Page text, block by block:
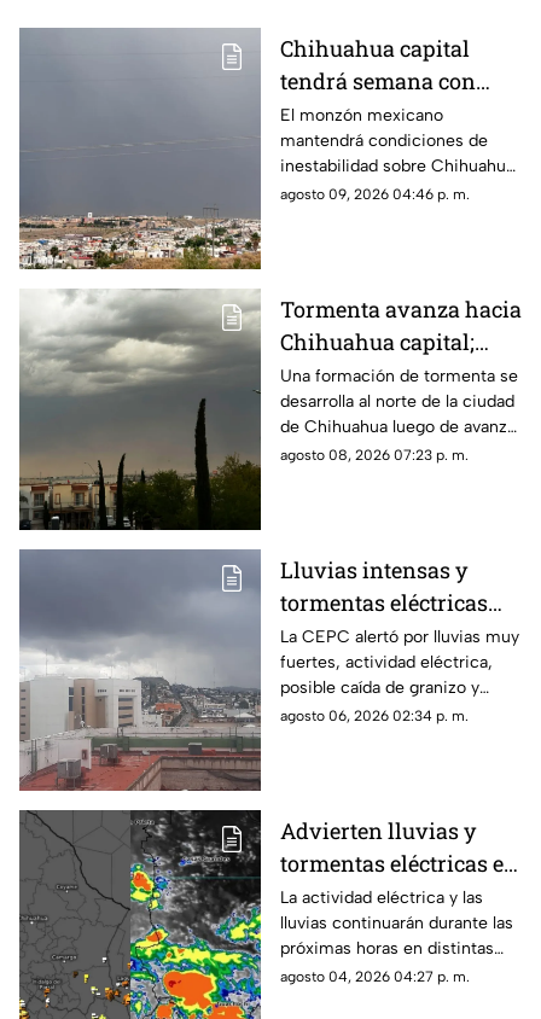
Chihuahua capital
tendrá semana con
calor, viento y
posibilidad de lluvia
por el monzón
El monzón mexicano
mantendrá condiciones de
inestabilidad sobre Chihuahua
durante los primeros días de la
agosto 09, 2026 04:46 p. m.
Tormenta avanza hacia
Chihuahua capital;
nube llega con polvo y
baja visibilidad
Una formación de tormenta se
desarrolla al norte de la ciudad
de Chihuahua luego de avanzar
desde Aldama.
agosto 08, 2026 07:23 p. m.
Lluvias intensas y
tormentas eléctricas
golpearán a
Chihuahua; prevén
calor de hasta 40°C
La CEPC alertó por lluvias muy
fuertes, actividad eléctrica,
posible caída de granizo y
rachas de viento para este
agosto 06, 2026 02:34 p. m.
Advierten lluvias y
tormentas eléctricas en
Chihuahua; emiten
aviso para 16
municipios
La actividad eléctrica y las
lluvias continuarán durante las
próximas horas en distintas
regiones de Chihuahua, de
agosto 04, 2026 04:27 p. m.